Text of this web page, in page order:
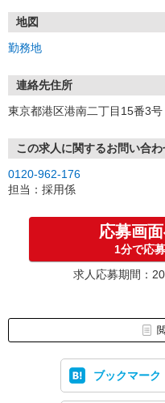
お電話の際は「イーアイデム
地図
勤務地
連絡先住所
東京都港区港南二丁目15番3
この求人に関するお問い合わ
0120-962-176
担当：採用係
応募画
1分で応
求人応募期間：
ブックマーク